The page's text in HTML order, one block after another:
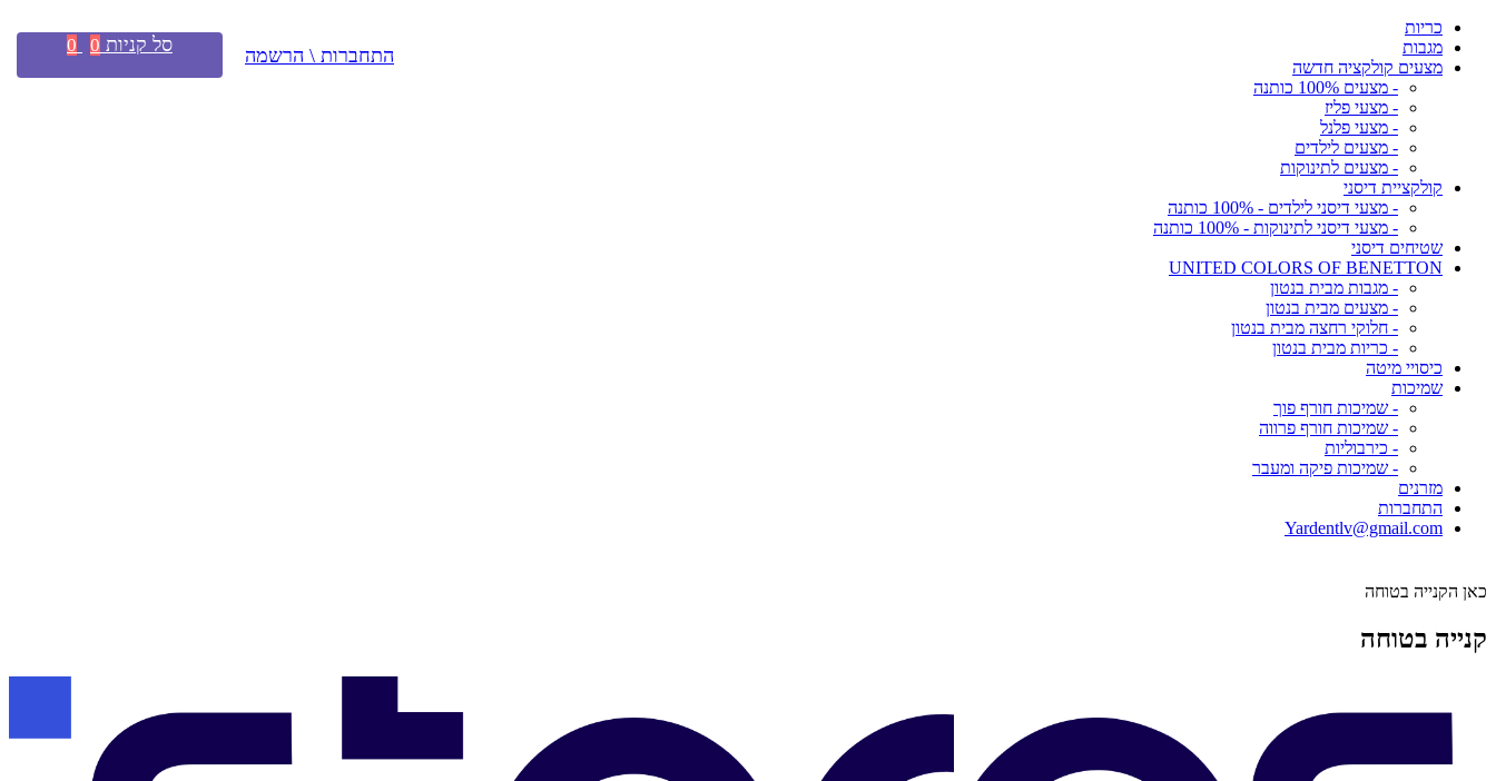
כריות
מגבות
מצעים קולקציה חדשה
- מצעים 100% כותנה
- מצעי פליז
- מצעי פלנל
- מצעים לילדים
- מצעים לתינוקות
קולקציית דיסני
- מצעי דיסני לילדים - 100% כותנה
- מצעי דיסני לתינוקות - 100% כותנה
שטיחים דיסני
UNITED COLORS OF BENETTON
- מגבות מבית בנטון
- מצעים מבית בנטון
- חלוקי רחצה מבית בנטון
- כריות מבית בנטון
כיסויי מיטה
שמיכות
- שמיכות חורף פוך
- שמיכות חורף פרווה
- כירבוליות
- שמיכות פיקה ומעבר
מזרנים
התחברות
Yardentlv@gmail.com
כאן הקנייה בטוחה
קנייה בטוחה
התחברות \ הרשמה סל קניות 0
0